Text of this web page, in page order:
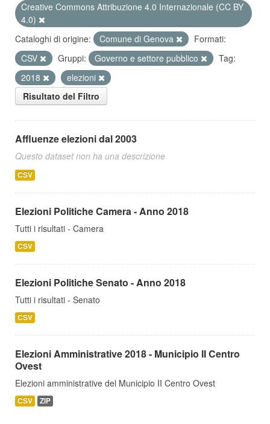
Creative Commons Attribuzione 4.0 Internazionale (CC BY
4.0)
Cataloghi di origine:
Comune di Genova
Formati:
CSV
Gruppi: Governo e settore pubblico
Tag:
2018
elezioni
Risultato del Filtro
Affluenze elezioni dal 2003
Questo dataset non ha una descrizione
CSV
Elezioni Politiche Camera - Anno 2018
Tutti i risultati - Camera
CSV
Elezioni Politiche Senato - Anno 2018
Tutti i risultati - Senato
CSV
Elezioni Amministrative 2018 - Municipio II Centro
Ovest
Elezioni amministrative del Municipio II Centro Ovest
CSV ZIP